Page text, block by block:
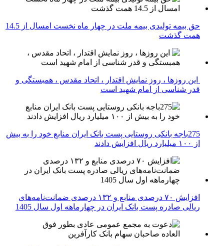
حق بیمه تولیدی بیمه ملت در چهار ماه نخست امسال از 14.5
همت گذشت
این روزها ، روز نمایش اقتدار ، اتحاد مقدس ، همبستگی و
قدر شناسی از امام شهید است
275باجه بانکی روستایی پست بانک ایران منابع خود را به بیش
از ۱۰۰ میلیارد ریال افزایش دادند
افزایش ۷۰ درصدی منابع و ۱۳۲ درصدی ضمانت‌نامه‌های
ریالی صادره پست بانک ایران در چهارماهه اول سال 1405